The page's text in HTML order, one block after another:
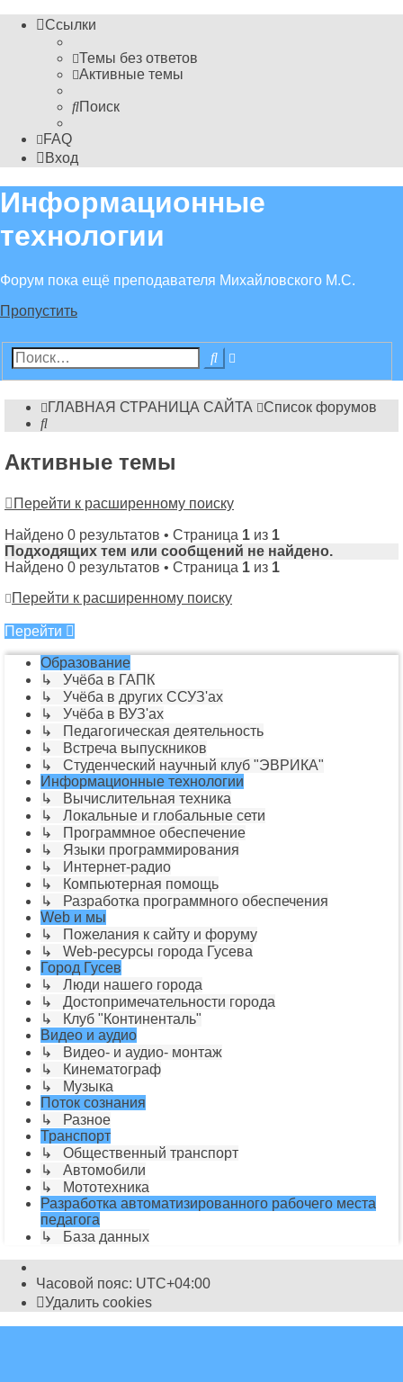
Ссылки
Темы без ответов
Активные темы
Поиск
FAQ
Вход
Информационные
технологии
Форум пока ещё преподавателя Михайловского М.С.
Пропустить
Поиск
ГЛАВНАЯ СТРАНИЦА САЙТА
Список форумов
Поиск
Активные темы
Перейти к расширенному поиску
Найдено 0 результатов • Страница 1 из 1
Подходящих тем или сообщений не найдено.
Найдено 0 результатов • Страница 1 из 1
Перейти к расширенному поиску
Перейти
Образование
↳ Учёба в ГАПК
↳ Учёба в других ССУЗ'ах
↳ Учёба в ВУЗ'ах
↳ Педагогическая деятельность
↳ Встреча выпускников
↳ Студенческий научный клуб "ЭВРИКА"
Информационные технологии
↳ Вычислительная техника
↳ Локальные и глобальные сети
↳ Программное обеспечение
↳ Языки программирования
↳ Интернет-радио
↳ Компьютерная помощь
↳ Разработка программного обеспечения
Web и мы
↳ Пожелания к сайту и форуму
↳ Web-ресурсы города Гусева
Город Гусев
↳ Люди нашего города
↳ Достопримечательности города
↳ Клуб "Континенталь"
Видео и аудио
↳ Видео- и аудио- монтаж
↳ Кинематограф
↳ Музыка
Поток сознания
↳ Разное
Транспорт
↳ Общественный транспорт
↳ Автомобили
↳ Мототехника
Разработка автоматизированного рабочего места
педагога
↳ База данных
Часовой пояс: UTC+04:00
Удалить cookies